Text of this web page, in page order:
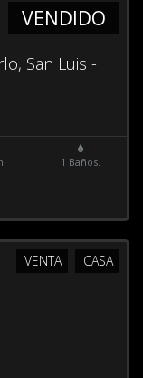
VENDIDO
San Luis -
1 Baños.
CASA
VENTA